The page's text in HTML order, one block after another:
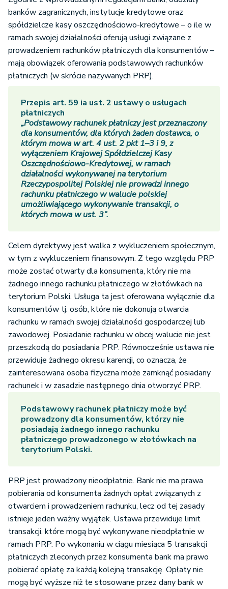
banków zagranicznych, instytucje kredytowe oraz
spółdzielcze kasy oszczędnościowo-kredytowe – o ile w
ramach swojej działalności oferują usługi związane z
prowadzeniem rachunków płatniczych dla konsumentów –
mają obowiązek oferowania podstawowych rachunków
płatniczych (w skrócie nazywanych PRP).
Przepis art. 59 ia ust. 2 ustawy o usługach
płatniczych
„Podstawowy rachunek płatniczy jest przeznaczony
dla konsumentów, dla których żaden dostawca, o
którym mowa w art. 4 ust. 2 pkt 1–3 i 9, z
wyłączeniem Krajowej Spółdzielczej Kasy
Oszczędnościowo-Kredytowej, w ramach
działalności wykonywanej na terytorium
Rzeczypospolitej Polskiej nie prowadzi innego
rachunku płatniczego w walucie polskiej
umożliwiającego wykonywanie transakcji, o
których mowa w ust. 3”.
Celem dyrektywy jest walka z wykluczeniem społecznym,
w tym z wykluczeniem finansowym. Z tego względu PRP
może zostać otwarty dla konsumenta, który nie ma
żadnego innego rachunku płatniczego w złotówkach na
terytorium Polski. Usługa ta jest oferowana wyłącznie dla
konsumentów tj. osób, które nie dokonują otwarcia
rachunku w ramach swojej działalności gospodarczej lub
zawodowej. Posiadanie rachunku w obcej walucie nie jest
przeszkodą do posiadania PRP. Równocześnie ustawa nie
przewiduje żadnego okresu karencji, co oznacza, że
zainteresowana osoba fizyczna może zamknąć posiadany
rachunek i w zasadzie następnego dnia otworzyć PRP.
Podstawowy rachunek płatniczy może być
prowadzony dla konsumentów, którzy nie
posiadają żadnego innego rachunku
płatniczego prowadzonego w złotówkach na
terytorium Polski.
PRP jest prowadzony nieodpłatnie. Bank nie ma prawa
pobierania od konsumenta żadnych opłat związanych z
otwarciem i prowadzeniem rachunku, lecz od tej zasady
istnieje jeden ważny wyjątek. Ustawa przewiduje limit
transakcji, które mogą być wykonywane nieodpłatnie w
ramach PRP. Po wykonaniu w ciągu miesiąca 5 transakcji
płatniczych zleconych przez konsumenta bank ma prawo
pobierać opłatę za każdą kolejną transakcję. Opłaty nie
mogą być wyższe niż te stosowane przez dany bank w